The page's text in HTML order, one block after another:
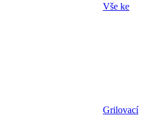
Vše ke
Grilovací